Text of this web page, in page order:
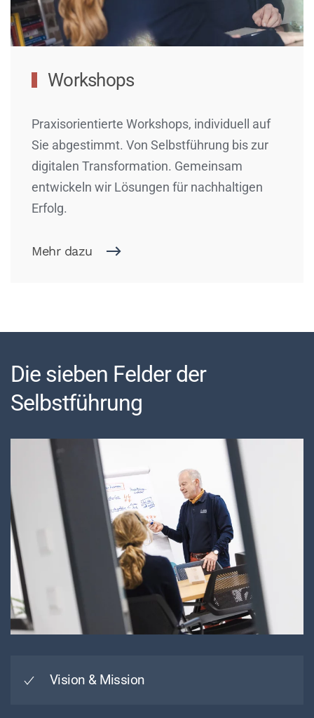
Workshops
Praxisorientierte Workshops, individuell auf
Sie abgestimmt. Von Selbstführung bis zur
digitalen Transformation. Gemeinsam
entwickeln wir Lösungen für nachhaltigen
Erfolg.
Mehr dazu
Die sieben Felder der
Selbstführung
Vision & Mission